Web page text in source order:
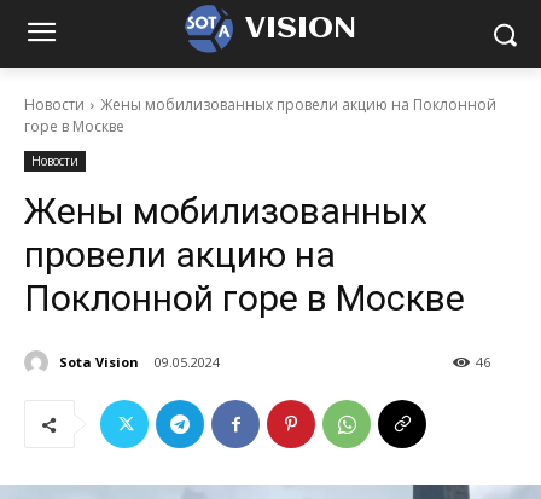
VISION
Новости
Жены мобилизованных провели акцию на Поклонной
горе в Москве
Новости
Жены мобилизованных
провели акцию на
Поклонной горе в Москве
Sota Vision 09.05.2024 46